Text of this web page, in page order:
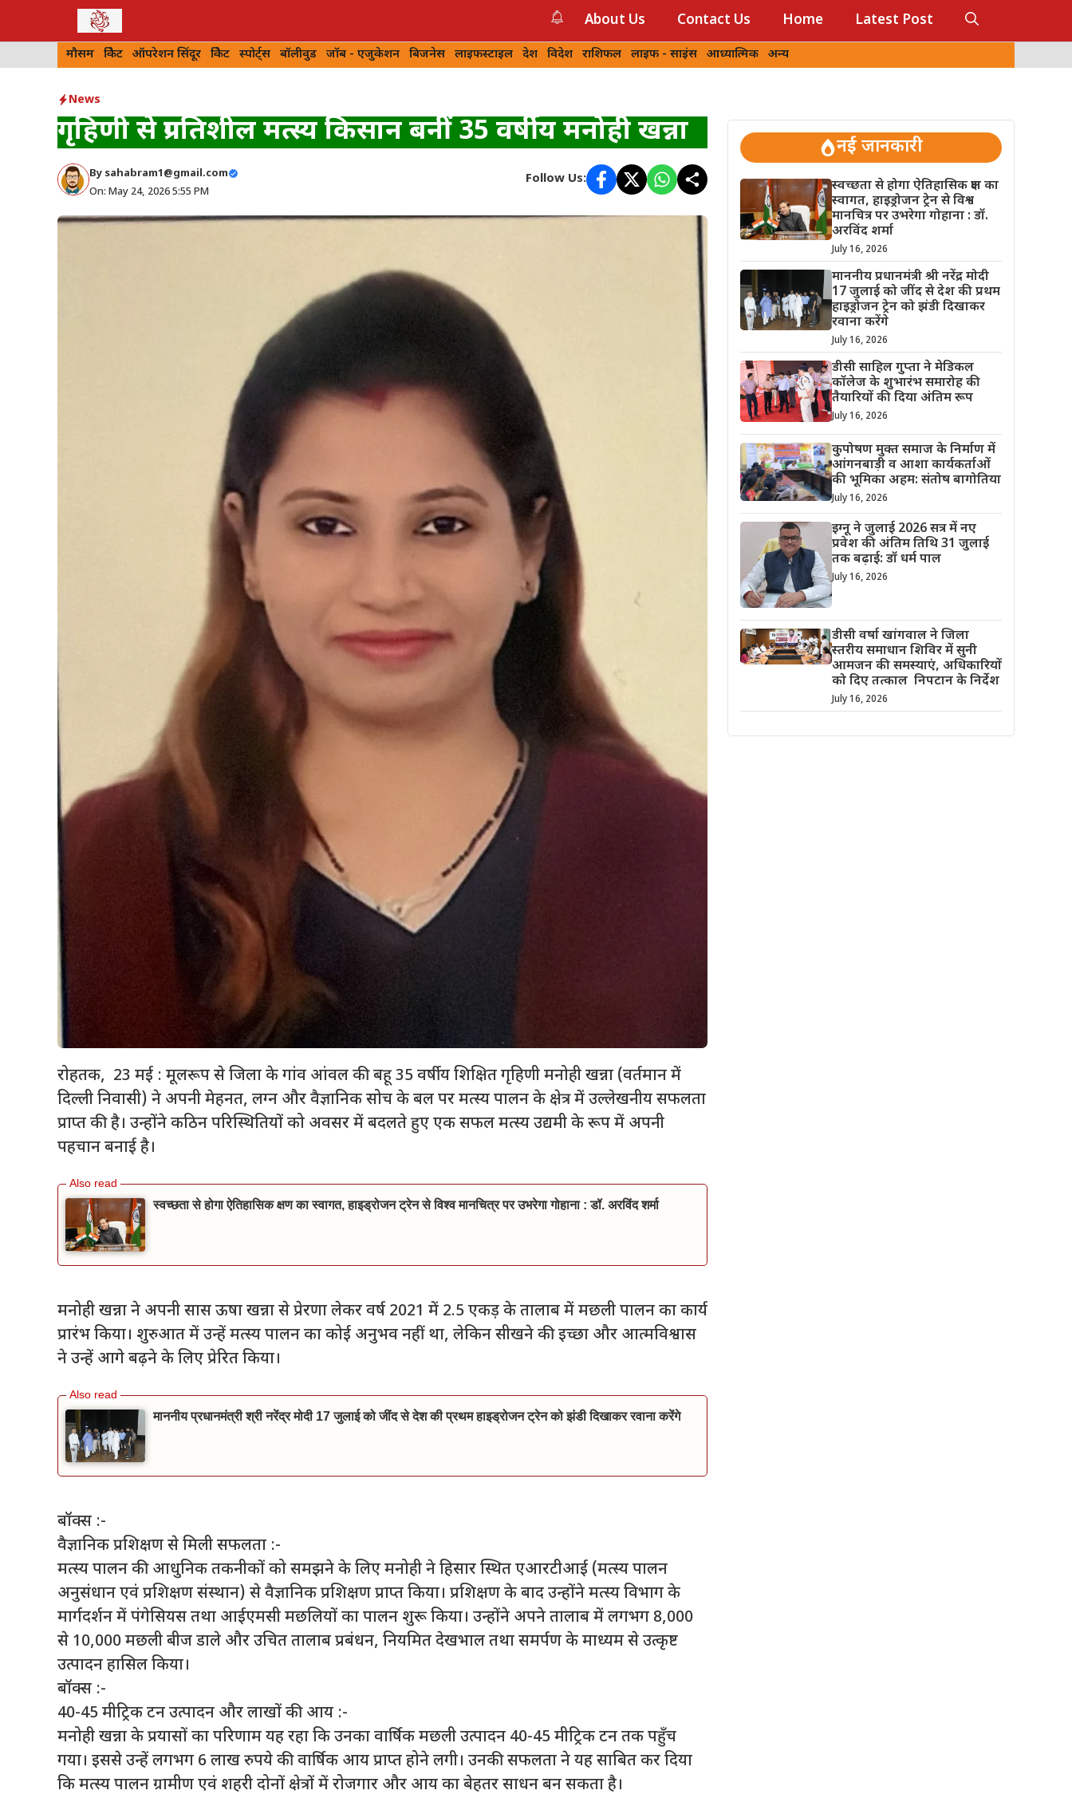
About Us Contact Us Home Latest Post
मौसम क्रिकेट ऑपरेशन सिंदूर क्रिकेट स्पोर्ट्स बॉलीवुड जॉब - एजुकेशन बिजनेस लाइफस्टाइल देश विदेश राशिफल लाइफ - साइंस आध्यात्मिक अन्य
News
गृहिणी से प्रगतिशील मत्स्य किसान बनीं 35 वर्षीय मनोही खन्ना
By sahabram1@gmail.com
On: May 24, 2026 5:55 PM
Follow Us:
रोहतक, 23 मई : मूलरूप से जिला के गांव आंवल की बहू 35 वर्षीय शिक्षित गृहिणी मनोही खन्ना (वर्तमान में
दिल्ली निवासी) ने अपनी मेहनत, लग्न और वैज्ञानिक सोच के बल पर मत्स्य पालन के क्षेत्र में उल्लेखनीय सफलता
प्राप्त की है। उन्होंने कठिन परिस्थितियों को अवसर में बदलते हुए एक सफल मत्स्य उद्यमी के रूप में अपनी
पहचान बनाई है।
स्वच्छता से होगा ऐतिहासिक क्षण का स्वागत, हाइड्रोजन ट्रेन से विश्व मानचित्र पर उभरेगा गोहाना : डॉ. अरविंद शर्मा
मनोही खन्ना ने अपनी सास ऊषा खन्ना से प्रेरणा लेकर वर्ष 2021 में 2.5 एकड़ के तालाब में मछली पालन का कार्य
प्रारंभ किया। शुरुआत में उन्हें मत्स्य पालन का कोई अनुभव नहीं था, लेकिन सीखने की इच्छा और आत्मविश्वास
ने उन्हें आगे बढ़ने के लिए प्रेरित किया।
माननीय प्रधानमंत्री श्री नरेंद्र मोदी 17 जुलाई को जींद से देश की प्रथम हाइड्रोजन ट्रेन को झंडी दिखाकर रवाना करेंगे
बॉक्स :-
वैज्ञानिक प्रशिक्षण से मिली सफलता :-
मत्स्य पालन की आधुनिक तकनीकों को समझने के लिए मनोही ने हिसार स्थित एआरटीआई (मत्स्य पालन
अनुसंधान एवं प्रशिक्षण संस्थान) से वैज्ञानिक प्रशिक्षण प्राप्त किया। प्रशिक्षण के बाद उन्होंने मत्स्य विभाग के
मार्गदर्शन में पंगेसियस तथा आईएमसी मछलियों का पालन शुरू किया। उन्होंने अपने तालाब में लगभग 8,000
से 10,000 मछली बीज डाले और उचित तालाब प्रबंधन, नियमित देखभाल तथा समर्पण के माध्यम से उत्कृष्ट
उत्पादन हासिल किया।
बॉक्स :-
40-45 मीट्रिक टन उत्पादन और लाखों की आय :-
मनोही खन्ना के प्रयासों का परिणाम यह रहा कि उनका वार्षिक मछली उत्पादन 40-45 मीट्रिक टन तक पहुँच
गया। इससे उन्हें लगभग 6 लाख रुपये की वार्षिक आय प्राप्त होने लगी। उनकी सफलता ने यह साबित कर दिया
कि मत्स्य पालन ग्रामीण एवं शहरी दोनों क्षेत्रों में रोजगार और आय का बेहतर साधन बन सकता है।
नई जानकारी
स्वच्छता से होगा ऐतिहासिक क्षण का
स्वागत, हाइड्रोजन ट्रेन से विश्व
मानचित्र पर उभरेगा गोहाना : डॉ.
अरविंद शर्मा
July 16, 2026
माननीय प्रधानमंत्री श्री नरेंद्र मोदी
17 जुलाई को जींद से देश की प्रथम
हाइड्रोजन ट्रेन को झंडी दिखाकर
रवाना करेंगे
July 16, 2026
डीसी साहिल गुप्ता ने मेडिकल
कॉलेज के शुभारंभ समारोह की
तैयारियों की दिया अंतिम रूप
July 16, 2026
कुपोषण मुक्त समाज के निर्माण में
आंगनबाड़ी व आशा कार्यकर्ताओं
की भूमिका अहम: संतोष बागोतिया
July 16, 2026
इग्नू ने जुलाई 2026 सत्र में नए
प्रवेश की अंतिम तिथि 31 जुलाई
तक बढ़ाई: डॉ धर्म पाल
July 16, 2026
डीसी वर्षा खांगवाल ने जिला
स्तरीय समाधान शिविर में सुनी
आमजन की समस्याएं, अधिकारियों
को दिए तत्काल निपटान के निर्देश
July 16, 2026